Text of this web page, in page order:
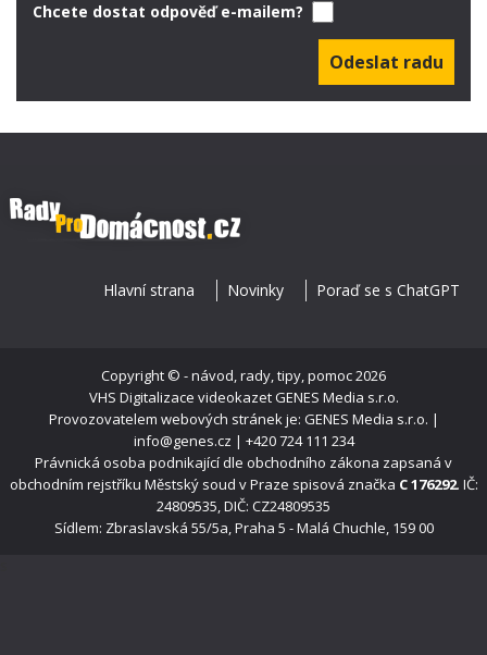
Chcete dostat odpověď e-mailem?
Hlavní strana Novinky Poraď se s ChatGPT
Copyright © - návod, rady, tipy, pomoc2026
VHS Digitalizace videokazetGENES Media s.r.o.
Provozovatelem webových stránek je: GENES Media s.r.o. |
info@genes.cz | +420 724 111 234
Právnická osoba podnikající dle obchodního zákona zapsaná v
obchodním rejstříku Městský soud v Praze spisová značka C 176292. IČ:
24809535, DIČ: CZ24809535
Sídlem: Zbraslavská 55/5a, Praha 5 - Malá Chuchle, 159 00